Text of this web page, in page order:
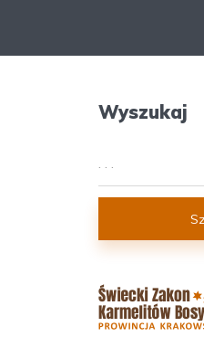
Wyszukaj